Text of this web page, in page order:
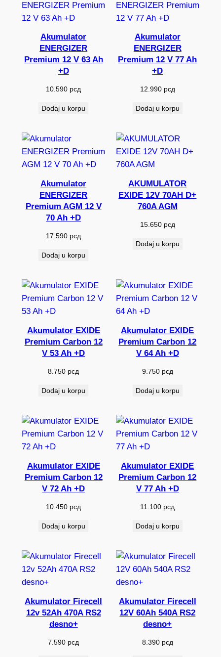
Akumulator
ENERGIZER
Premium 12 V 63 Ah
+D
10.590 рсд
Dodaj u korpu
Akumulator
ENERGIZER
Premium 12 V 77 Ah
+D
12.990 рсд
Dodaj u korpu
Akumulator
ENERGIZER
Premium AGM 12 V
70 Ah +D
17.590 рсд
Dodaj u korpu
AKUMULATOR
EXIDE 12V 70AH D+
760A AGM
15.650 рсд
Dodaj u korpu
Akumulator EXIDE
Premium Carbon 12
V 53 Ah +D
8.750 рсд
Dodaj u korpu
Akumulator EXIDE
Premium Carbon 12
V 64 Ah +D
9.750 рсд
Dodaj u korpu
Akumulator EXIDE
Premium Carbon 12
V 72 Ah +D
10.450 рсд
Dodaj u korpu
Akumulator EXIDE
Premium Carbon 12
V 77 Ah +D
11.100 рсд
Dodaj u korpu
Akumulator Firecell
12v 52Ah 470A RS2
desno+
7.590 рсд
Akumulator Firecell
12V 60Ah 540A RS2
desno+
8.390 рсд